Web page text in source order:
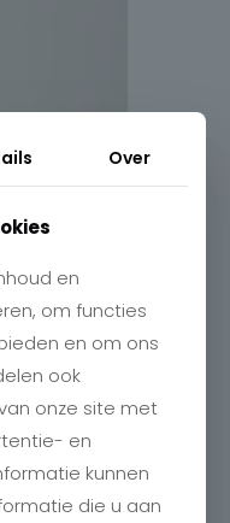
Over
en
om functies
en om ons
ook
onze site met
en
kunnen
die u aan